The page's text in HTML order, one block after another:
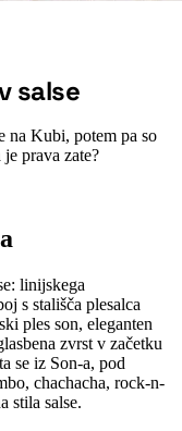
salse
na Kubi, potem pa so
prava zate?
linijskega
s stališča plesalca
ples son, eleganten
zvrst v začetku
se iz Son-a, pod
chachacha, rock-n-
stila salse.​